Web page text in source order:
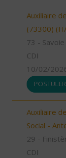
Auxiliaire
(73300)
73 - Savoie
CDI
10/02/
POSTULER
Auxiliaire
Social -
29 -
CDI